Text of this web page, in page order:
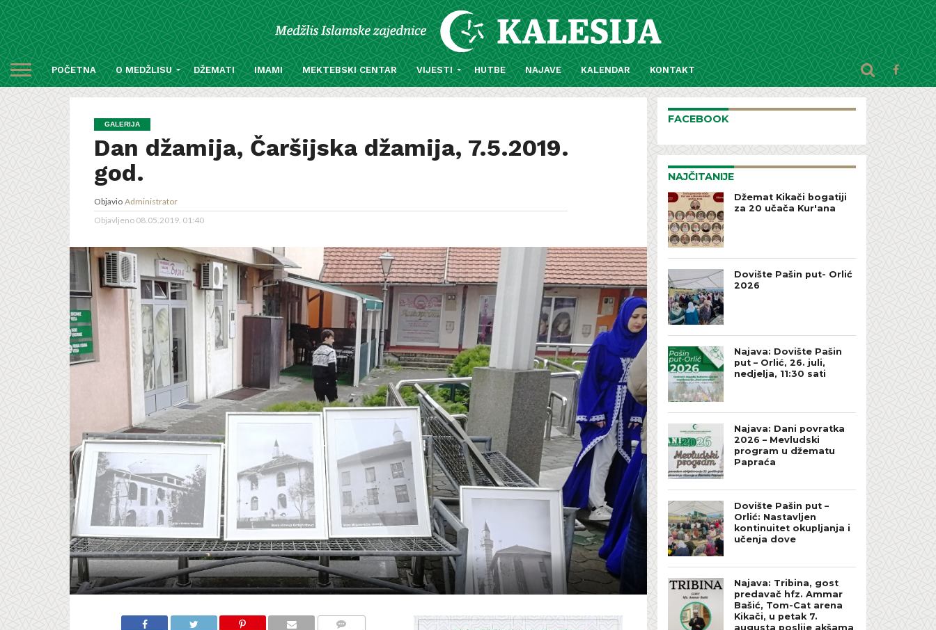
POČETNA O MEDŽLISU DŽEMATI IMAMI MEKTEBSKI CENTAR VIJESTI HUTBE NAJAVE KALENDAR KONTAKT
GALERIJA
Dan džamija, Čaršijska džamija, 7.5.2019.
god.
Objavio Administrator
Objavljeno 08.05.2019. 01:40
FACEBOOK
NAJČITANIJE
Džemat Kikači bogatiji
za 20 učača Kur'ana
Dovište Pašin put- Orlić
2026
Najava: Dovište Pašin
put – Orlić, 26. juli,
nedjelja, 11:30 sati
Najava: Dani povratka
2026 – Mevludski
program u džematu
Papraća
Dovište Pašin put –
Orlić: Nastavljen
kontinuitet okupljanja i
učenja dove
Najava: Tribina, gost
predavač hfz. Ammar
Bašić, Tom-Cat arena
Kikači, u petak 7.
augusta poslije akšama